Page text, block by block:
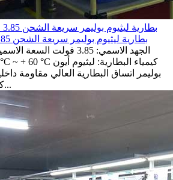
بطارية ليثيوم بوليمر سريعة الشحن 3.85 فولت 110 مللي أمبير
بوليمر اتساق البطارية العالي مقاومة
كافية دورة حياة رائعة نها...